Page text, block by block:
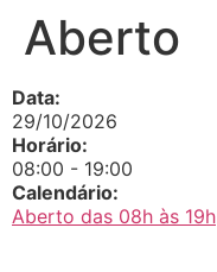
Aberto
Data:
29/10/2026
Horário:
08:00 - 19:00
Calendário:
Aberto das 08h às 19h